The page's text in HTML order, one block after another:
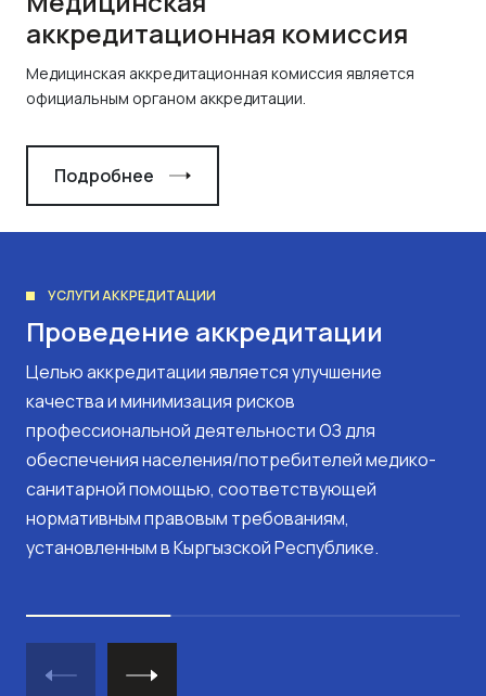
аккредитационная комиссия
Медицинская аккредитационная комиссия является
официальным органом аккредитации.
Подробнее
УСЛУГИ АККРЕДИТАЦИИ
Проведение аккредитации
Целью аккредитации является улучшение
качества и минимизация рисков
профессиональной деятельности ОЗ для
обеспечения населения/потребителей медико-
санитарной помощью, соответствующей
нормативным правовым требованиям,
установленным в Кыргызской Республике.